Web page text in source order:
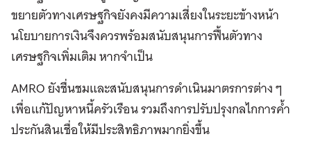
ขยายตัวทางเศรษฐกิจยังคงมีความเสี่ยงในระยะข้างหน้า
นโยบายการเงินจึงควรพร้อมสนับสนุนการฟื้นตัวทาง
เศรษฐกิจเพิ่มเติม หากจำเป็น
AMRO ยังชื่นชมและสนับสนุนการดำเนินมาตรการต่าง ๆ
เพื่อแก้ปัญหาหนี้ครัวเรือน รวมถึงการปรับปรุงกลไกการค้ำ
ประกันสินเชื่อให้มีประสิทธิภาพมากยิ่งขึ้น